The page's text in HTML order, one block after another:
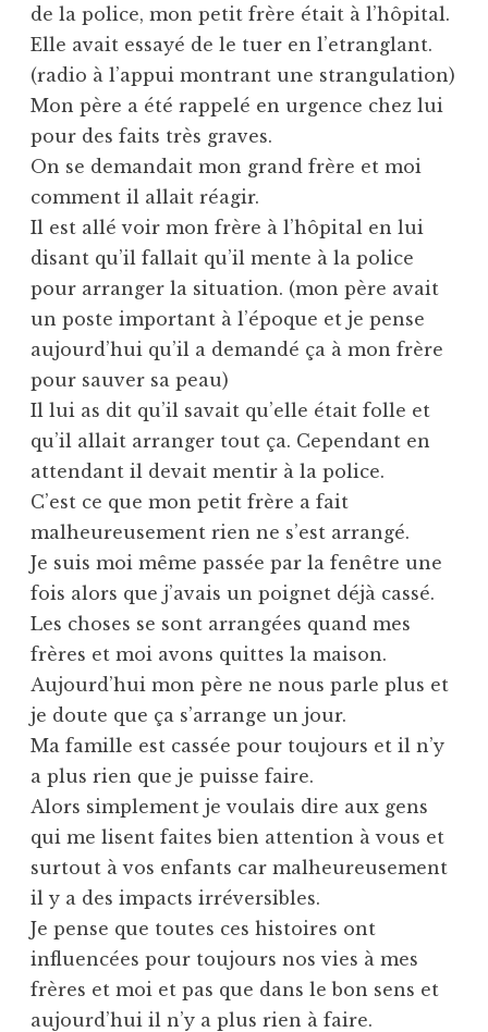
de la police, mon petit frère était à l’hôpital.
Elle avait essayé de le tuer en l’etranglant.
(radio à l’appui montrant une strangulation)
Mon père a été rappelé en urgence chez lui
pour des faits très graves.
On se demandait mon grand frère et moi
comment il allait réagir.
Il est allé voir mon frère à l’hôpital en lui
disant qu’il fallait qu’il mente à la police
pour arranger la situation. (mon père avait
un poste important à l’époque et je pense
aujourd’hui qu’il a demandé ça à mon frère
pour sauver sa peau)
Il lui as dit qu’il savait qu’elle était folle et
qu’il allait arranger tout ça. Cependant en
attendant il devait mentir à la police.
C’est ce que mon petit frère a fait
malheureusement rien ne s’est arrangé.
Je suis moi même passée par la fenêtre une
fois alors que j’avais un poignet déjà cassé.
Les choses se sont arrangées quand mes
frères et moi avons quittes la maison.
Aujourd’hui mon père ne nous parle plus et
je doute que ça s’arrange un jour.
Ma famille est cassée pour toujours et il n’y
a plus rien que je puisse faire.
Alors simplement je voulais dire aux gens
qui me lisent faites bien attention à vous et
surtout à vos enfants car malheureusement
il y a des impacts irréversibles.
Je pense que toutes ces histoires ont
influencées pour toujours nos vies à mes
frères et moi et pas que dans le bon sens et
aujourd’hui il n’y a plus rien à faire.